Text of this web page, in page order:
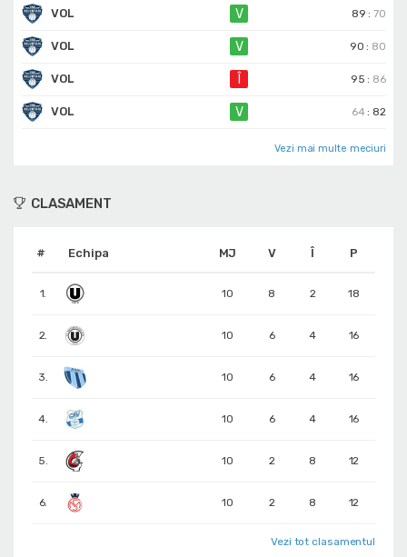
VOL V 89 :70
VOL V 90 : 80
VOL 95 : 86
VOL V 64 : 82
Vezi mai multe meciuri
CLASAMENT
# Echipa MJ V Î P
1. 10 8 2 18
2. 10 6 4 16
3. 10 6 4 16
4. 10 6 4 16
5. 10 2 8 12
6. 10 2 8 12
Vezi tot clasamentul